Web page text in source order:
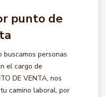
punto de
buscamos personas
el cargo de
DE VENTA, nos
camino laboral, por